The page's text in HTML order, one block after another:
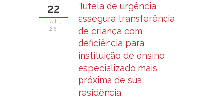
22
JUL,
26
Tutela de urgência
assegura transferência
de criança com
deficiência para
instituição de ensino
especializado mais
próxima de sua
residência